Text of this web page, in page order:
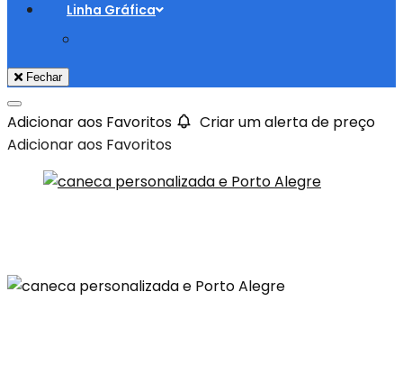
Linha Gráfica
Fechar
Adicionar aos Favoritos
Criar um alerta de preço
Adicionar aos Favoritos